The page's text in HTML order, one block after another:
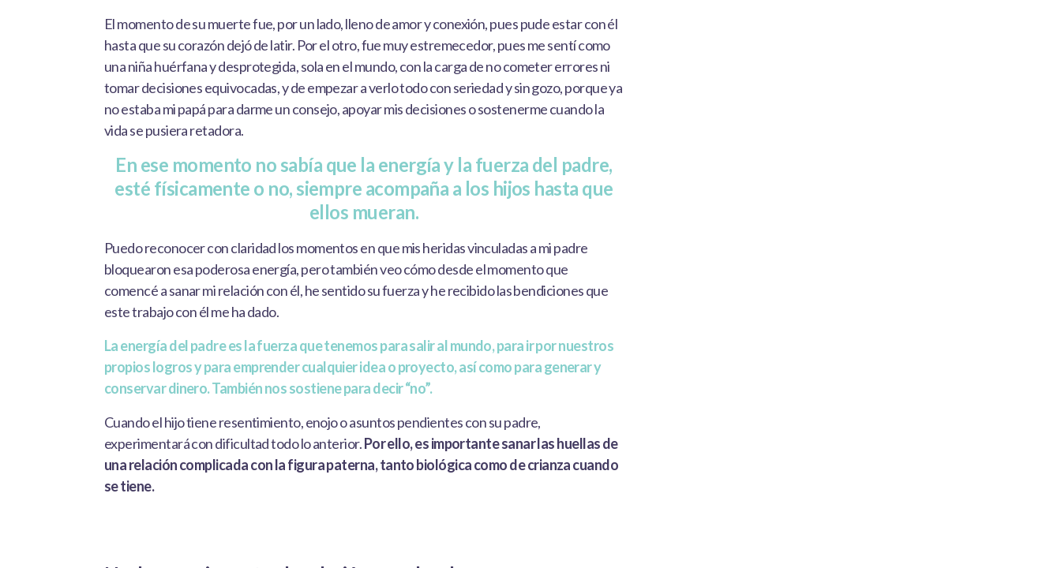
El momento de su muerte fue, por un lado, lleno de amor y conexión, pues pude estar con él
hasta que su corazón dejó de latir. Por el otro, fue muy estremecedor, pues me sentí como
una niña huérfana y desprotegida, sola en el mundo, con la carga de no cometer errores ni
tomar decisiones equivocadas, y de empezar a verlo todo con seriedad y sin gozo, porque ya
no estaba mi papá para darme un consejo, apoyar mis decisiones o sostenerme cuando la
vida se pusiera retadora.
En ese momento no sabía que la energía y la fuerza del padre,
esté físicamente o no, siempre acompaña a los hijos hasta que
ellos mueran.
Puedo reconocer con claridad los momentos en que mis heridas vinculadas a mi padre
bloquearon esa poderosa energía, pero también veo cómo desde el momento que
comencé a sanar mi relación con él, he sentido su fuerza y he recibido las bendiciones que
este trabajo con él me ha dado.
La energía del padre es la fuerza que tenemos para salir al mundo, para ir por nuestros
propios logros y para emprender cualquier idea o proyecto, así como para generar y
conservar dinero. También nos sostiene para decir “no”.
Cuando el hijo tiene resentimiento, enojo o asuntos pendientes con su padre,
experimentará con dificultad todo lo anterior.Por ello, es importante sanar las huellas de
una relación complicada con la figura paterna, tanto biológica como de crianza cuando
se tiene.